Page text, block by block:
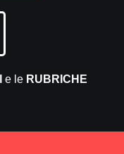
e le RUBRICHE